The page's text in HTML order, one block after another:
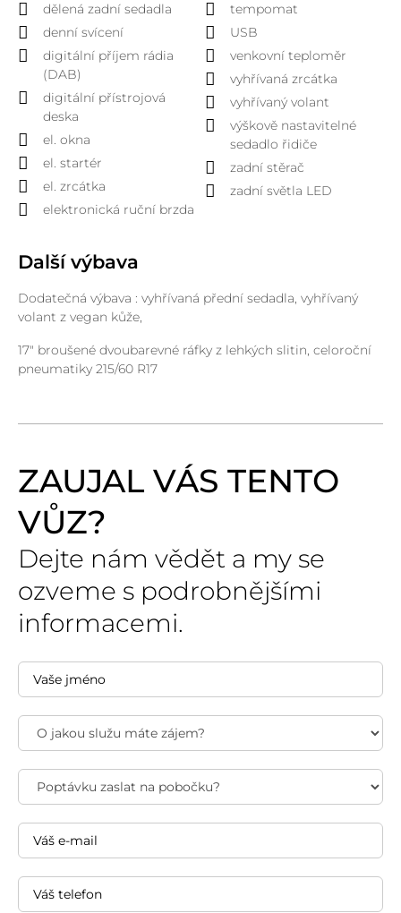
dělená zadní sedadla
denní svícení
digitální příjem rádia
(DAB)
digitální přístrojová
deska
el. okna
el. startér
el. zrcátka
elektronická ruční brzda
tempomat
USB
venkovní teploměr
vyhřívaná zrcátka
vyhřívaný volant
výškově nastavitelné
sedadlo řidiče
zadní stěrač
zadní světla LED
Další výbava
Dodatečná výbava : vyhřívaná přední sedadla, vyhřívaný
volant z vegan kůže,
17" broušené dvoubarevné ráfky z lehkých slitin, celoroční
pneumatiky 215/60 R17
ZAUJAL VÁS TENTO
VŮZ?
Dejte nám vědět a my se
ozveme s podrobnějšími
informacemi.